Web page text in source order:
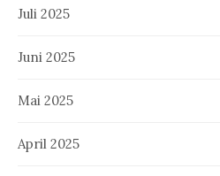
Juli 2025
Juni 2025
Mai 2025
April 2025